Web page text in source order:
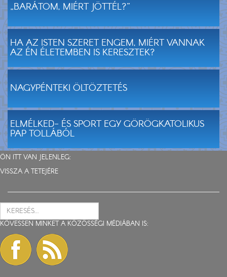
„BARÁTOM, MIÉRT JÖTTÉL?”
HA AZ ISTEN SZERET ENGEM, MIÉRT VANNAK
AZ ÉN ÉLETEMBEN IS KERESZTEK?
NAGYPÉNTEKI ÖLTÖZTETÉS
ELMÉLKED- ÉS SPORT EGY GÖRÖGKATOLIKUS
PAP TOLLÁBÓL
ÖN ITT VAN JELENLEG:
VISSZA A TETEJÉRE
KÖVESSEN MINKET A KÖZÖSSÉGI MÉDIÁBAN IS: